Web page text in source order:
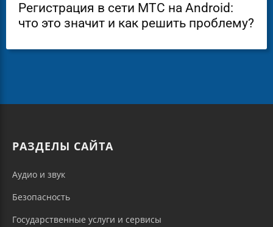
Регистрация в сети МТС на Android:
что это значит и как решить проблему?
РАЗДЕЛЫ САЙТА
Аудио и звук
Безопасность
Государственные услуги и сервисы